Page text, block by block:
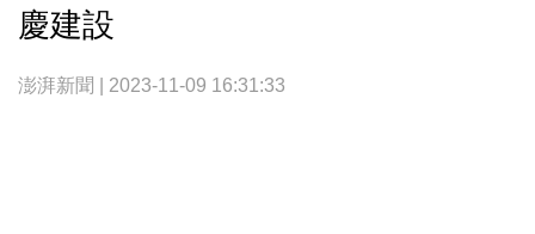
慶建設
澎湃新聞 | 2023-11-09 16:31:33